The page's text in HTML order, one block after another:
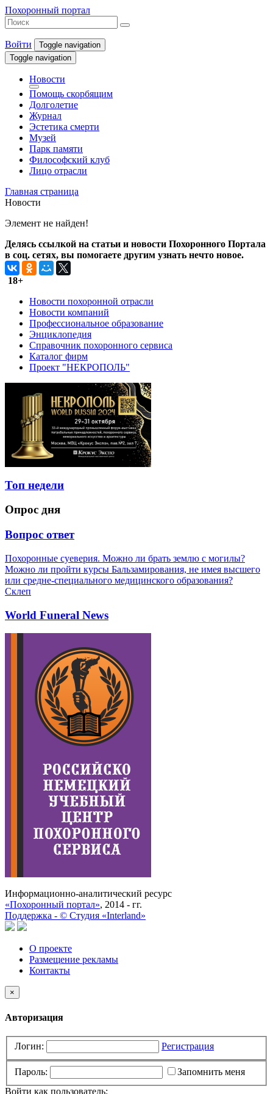
Похоронный портал
Войти
Toggle navigation
Toggle navigation
Новости
Помощь скорбящим
Долголетие
Журнал
Эстетика смерти
Музей
Парк памяти
Философский клуб
Лицо отрасли
Главная страница
Новости
Элемент не найден!
Делясь ссылкой на статьи и новости Похоронного Портала
в соц. сетях, вы помогаете другим узнать нечто новое.
18+
Новости похоронной отрасли
Новости компаний
Профессиональное образование
Энциклопедия
Справочник похоронного сервиса
Каталог фирм
Проект "НЕКРОПОЛЬ"
Топ недели
Опрос дня
Вопрос ответ
Похоронные суеверия. Можно ли брать землю с могилы?
Можно ли пройти курсы Бальзамирования, не имея высшего
или средне-специального медицинского образования?
Склеп
World Funeral News
Информационно-аналитический ресурс
«Похоронный портал», 2014 - гг.
Поддержка - © Cтудия «Interland»
О проекте
Размещение рекламы
Контакты
×
Авторизация
Логин: Регистрация
Пароль:
Запомнить меня
Войти как пользователь: